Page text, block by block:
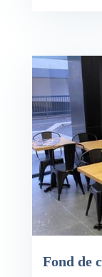
89,000€
Fond de